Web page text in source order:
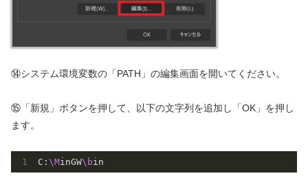
⑭システム環境変数の「PATH」の編集画面を開いてください。
⑮「新規」ボタンを押して、以下の文字列を追加し「OK」を押し
ます。
C: \MinGW\b